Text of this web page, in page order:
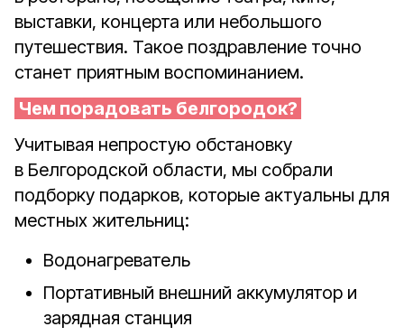
выставки, концерта или небольшого
путешествия. Такое поздравление точно
станет приятным воспоминанием.
Чем порадовать белгородок?
Учитывая непростую обстановку
в Белгородской области, мы собрали
подборку подарков, которые актуальны для
местных жительниц:
Водонагреватель
Портативный внешний аккумулятор и
зарядная станция